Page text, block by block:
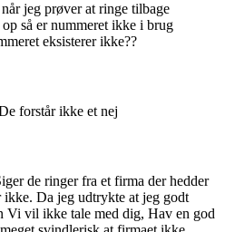
jeg prøver at ringe tilbage
så er nummeret ikke i brug
eksisterer ikke??
forstår ikke et nej
de ringer fra et firma der hedder
ikke. Da jeg udtrykte at jeg godt
Vi vil ikke tale med dig, Hav en god